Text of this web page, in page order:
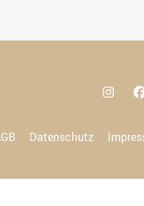
Datenschutz